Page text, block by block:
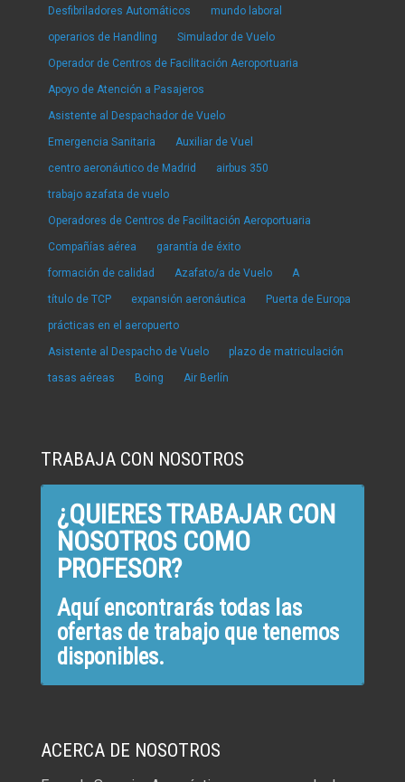
Desfibriladores Automáticos mundo laboral
operarios de Handling Simulador de Vuelo
Operador de Centros de Facilitación Aeroportuaria
Apoyo de Atención a Pasajeros
Asistente al Despachador de Vuelo
Emergencia Sanitaria Auxiliar de Vuel
centro aeronáutico de Madrid airbus 350
trabajo azafata de vuelo
Operadores de Centros de Facilitación Aeroportuaria
Compañías aérea garantía de éxito
formación de calidad Azafato/a de Vuelo A
título de TCP expansión aeronáutica Puerta de Europa
prácticas en el aeropuerto
Asistente al Despacho de Vuelo plazo de matriculación
tasas aéreas Boing Air Berlín
TRABAJA CON NOSOTROS
¿QUIERES TRABAJAR CON
NOSOTROS COMO
PROFESOR?
Aquí encontrarás todas las
ofertas de trabajo que tenemos
disponibles.
ACERCA DE NOSOTROS